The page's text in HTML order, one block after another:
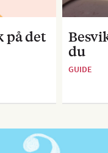
på det
du
GUIDE